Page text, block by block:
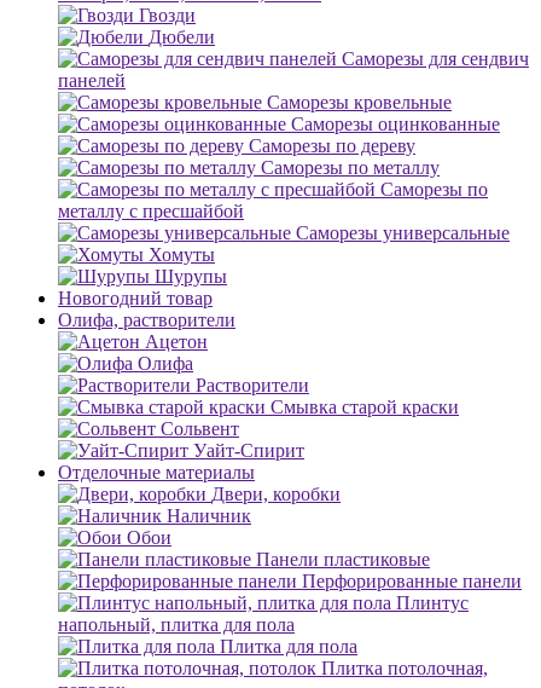
Гвозди
Дюбели
Саморезы для сендвич
панелей
Саморезы кровельные
Саморезы оцинкованные
Саморезы по дереву
Саморезы по металлу
Саморезы по
металлу с пресшайбой
Саморезы универсальные
Хомуты
Шурупы
Новогодний товар
Олифа, растворители
Ацетон
Олифа
Растворители
Смывка старой краски
Сольвент
Уайт-Спирит
Отделочные материалы
Двери, коробки
Наличник
Обои
Панели пластиковые
Перфорированные панели
Плинтус
напольный, плитка для пола
Плитка для пола
Плитка потолочная,